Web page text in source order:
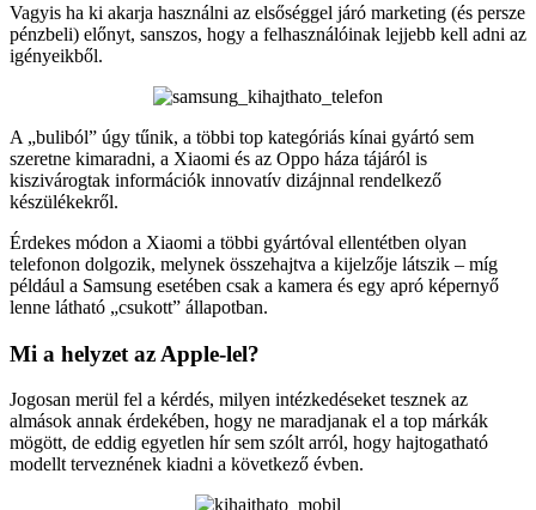
Vagyis ha ki akarja használni az elsőséggel járó marketing (és persze
pénzbeli) előnyt, sanszos, hogy a felhasználóinak lejjebb kell adni az
igényeikből.
A „buliból” úgy tűnik, a többi top kategóriás kínai gyártó sem
szeretne kimaradni, a Xiaomi és az Oppo háza tájáról is
kiszivárogtak információk innovatív dizájnnal rendelkező
készülékekről.
Érdekes módon a Xiaomi a többi gyártóval ellentétben olyan
telefonon dolgozik, melynek összehajtva a kijelzője látszik – míg
például a Samsung esetében csak a kamera és egy apró képernyő
lenne látható „csukott” állapotban.
Mi a helyzet az Apple-lel?
Jogosan merül fel a kérdés, milyen intézkedéseket tesznek az
almások annak érdekében, hogy ne maradjanak el a top márkák
mögött, de eddig egyetlen hír sem szólt arról, hogy hajtogatható
modellt terveznének kiadni a következő évben.